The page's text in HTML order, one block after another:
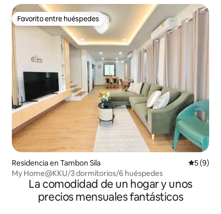
Favorito entre huéspedes
Favorito entre huéspedes
Residencia en Tambon Sila
5 (9)
My Home@KKU/3 dormitorios/6 huéspedes
La comodidad de un hogar y unos
precios mensuales fantásticos